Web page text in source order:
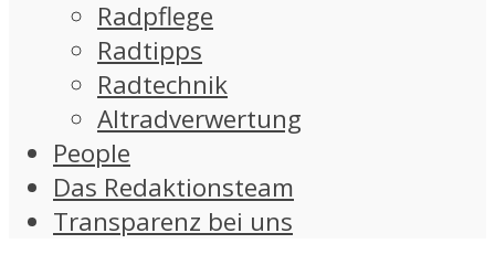
Radpflege
Radtipps
Radtechnik
Altradverwertung
People
Das Redaktionsteam
Transparenz bei uns